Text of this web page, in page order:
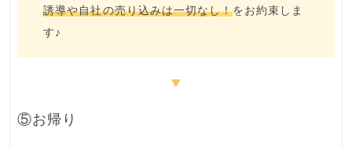
誘導や自社の売り込みは一切なし！をお約束しま
す♪
⑤お帰り